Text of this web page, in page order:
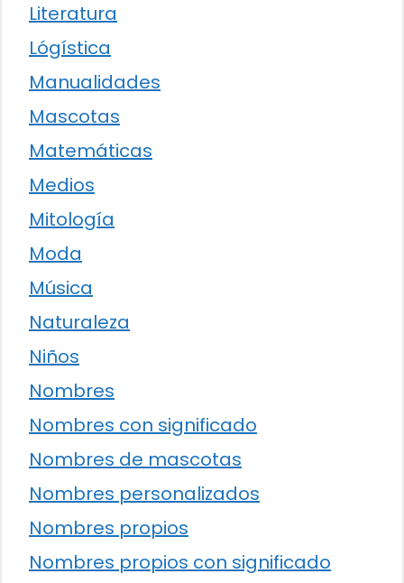
Literatura
Lógística
Manualidades
Mascotas
Matemáticas
Medios
Mitología
Moda
Música
Naturaleza
Niños
Nombres
Nombres con significado
Nombres de mascotas
Nombres personalizados
Nombres propios
Nombres propios con significado